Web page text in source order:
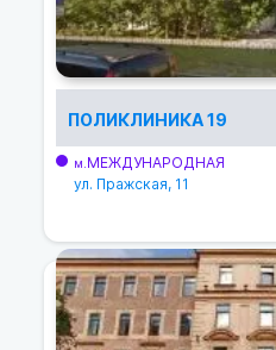
ПОЛИКЛИНИКА 19
м.МЕЖДУНАРОДНАЯ
ул. Пражская, 11